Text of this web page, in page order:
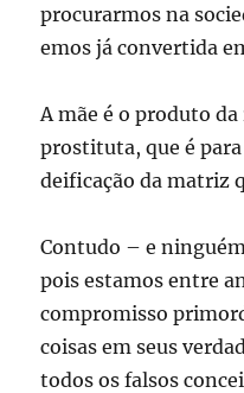
procurarmos na
emos já convertida
A mãe é o produto
prostituta, que é
deificação da matriz
Contudo – e
pois estamos entre
compromisso
coisas em seus
todos os falsos